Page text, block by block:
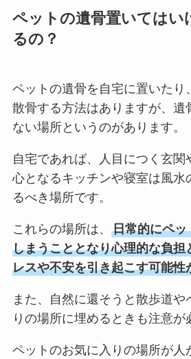
ペットの遺骨置いてはい
るの？
ペットの遺骨を自宅に置いたり
散骨する方法はありますが、遺
ない場所というのがあります。
自宅であれば、人目につく玄関
心となるキッチンや寝室は風水
るべき場所です。
これらの場所は、 日常的にペッ
しまうこととなり心理的な負担
レスや不安を引き起こす可能性
また、自然に還そうと散歩道や
りの場所に埋めるときも注意が
ペットのお気に入りの場所が人